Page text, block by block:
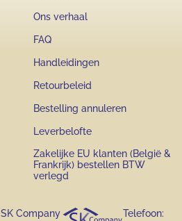
Ons verhaal
FAQ
Handleidingen
Retourbeleid
Bestelling annuleren
Leverbelofte
Zakelijke EU klanten (België &
Frankrijk) bestellen BTW
verlegd
SK Company
Telefoon: